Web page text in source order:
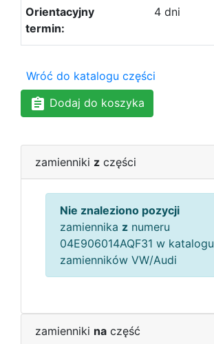
4 dni
Wróć do katalogu części
Dodaj do koszyka
zamienniki z części
Nie znaleziono pozycji
zamiennika z numeru
04E906014AQF31 w katalogu
zamienników VW/Audi
zamienniki na część